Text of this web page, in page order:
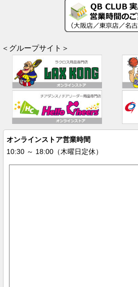
＜グループサイト＞
オンラインストア営業時間
10:30 ～ 18:00（木曜日定休）